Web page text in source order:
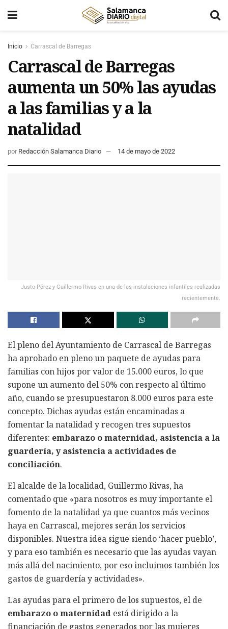
Inicio Carrascal de Barregas
Carrascal de Barregas
aumenta un 50% las ayudas
a las familias y a la
natalidad
por Redacción Salamanca Diario 14 de mayo de 2022
Justo Pérez y Guillermo Rivas en una de las instalaciones infantiles realizadas
recientemente.
El pleno del Ayuntamiento de Carrascal de Barregas
ha aprobado en pleno un paquete de ayudas para
familias con hijos por valor de 15.000 euros, lo que
supone un aumento del 50% con respecto al último
año, cuando se presupuestaron 8.000 euros para este
concepto. Dichas ayudas están encaminadas a
fomentar la natalidad y recogen tres supuestos
diferentes: embarazo o maternidad, asistencia a la
guardería, y asistencia a actividades de
conciliación.
El alcalde de la localidad, Guillermo Rivas, ha
comentado que «para nosotros es muy importante el
fomento de la natalidad ya que cuantos más vecinos
haya en Carrascal, mejores serán los servicios
disponibles. Nuestra idea sigue siendo ‘hacer pueblo’,
y para eso también es necesario que las ayudas vayan
más allá del nacimiento, por eso incluimos también los
gastos de guardería y actividades».
Las ayudas para el primero de los supuestos, el de
embarazo o maternidad está dirigido a la
financiación de gastos generados por las mujeres